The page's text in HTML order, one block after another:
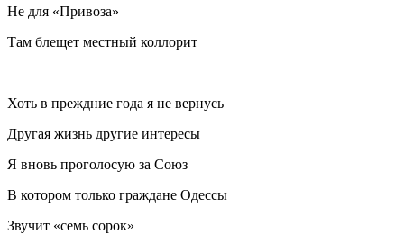
Не для «Привоза»
Там блещет местный коллорит
Хоть в преждние года я не вернусь
Другая жизнь другие интересы
Я вновь проголосую за Союз
В котором только граждане Одессы
Звучит «семь сорок»